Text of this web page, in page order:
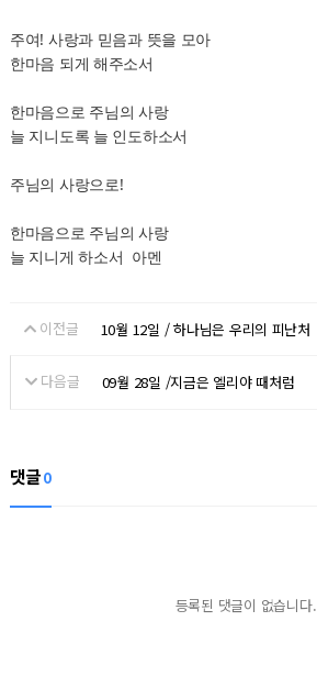
주여! 사랑과 믿음과 뜻을 모아
한마음 되게 해주소서
한마음으로 주님의 사랑
늘 지니도록 늘 인도하소서
주님의 사랑으로!
한마음으로 주님의 사랑
늘 지니게 하소서 아멘
이전글 10월 12일 / 하나님은 우리의 피난처
다음글 09월 28일 /지금은 엘리야 때처럼
댓글0
등록된 댓글이 없습니다.